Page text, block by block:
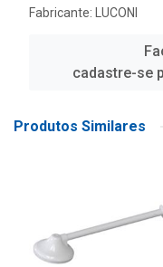
Fabricante:
LUCONI
cadastre-se
Produtos Similares